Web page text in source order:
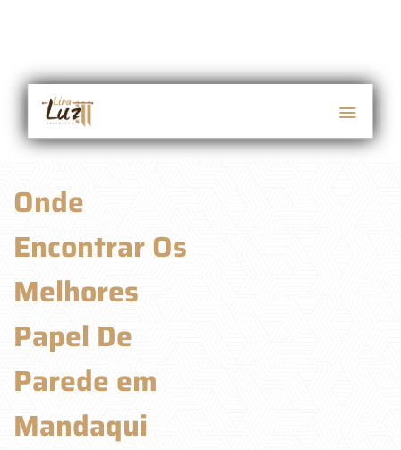
Onde
Encontrar Os
Melhores
Papel De
Parede em
Mandaqui